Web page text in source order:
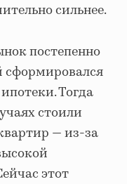
сильнее.
постепенно
сформировался
Тогда
стоили
— из-за
этот